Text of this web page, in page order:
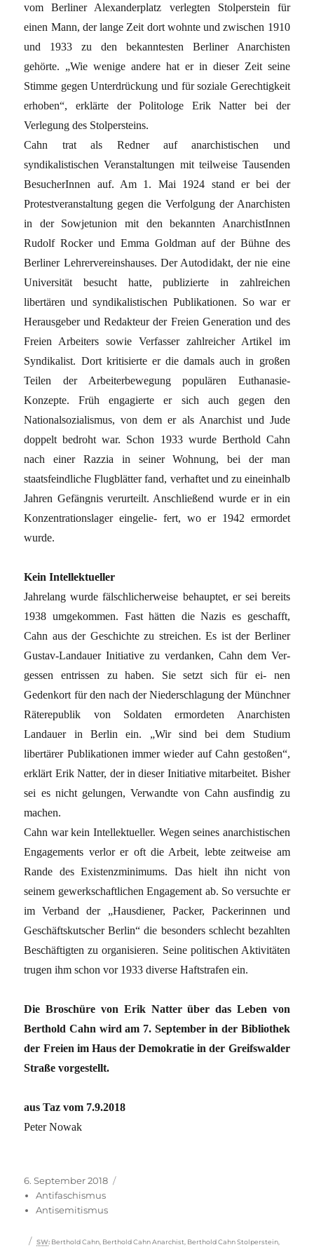
vom Berliner Alexanderplatz verlegten Stolperstein für
einen Mann, der lange Zeit dort wohnte und zwischen 1910
und 1933 zu den bekanntesten Berliner Anarchisten
gehörte. „Wie wenige andere hat er in dieser Zeit seine
Stimme gegen Unterdrückung und für soziale Gerechtigkeit
erhoben“, erklärte der Politologe Erik Natter bei der
Verlegung des Stolpersteins.
Cahn trat als Redner auf anarchistischen und
syndikalistischen Veranstaltungen mit teilweise Tausenden
BesucherInnen auf. Am 1. Mai 1924 stand er bei der
Protestveranstaltung gegen die Verfolgung der Anarchisten
in der Sowjetunion mit den bekannten AnarchistInnen
Rudolf Rocker und Emma Goldman auf der Bühne des
Berliner Lehrervereinshauses. Der Autodidakt, der nie eine
Universität besucht hatte, publizierte in zahlreichen
libertären und syndikalistischen Publikationen. So war er
Herausgeber und Redakteur der Freien Generation und des
Freien Arbeiters sowie Verfasser zahlreicher Artikel im
Syndikalist. Dort kritisierte er die damals auch in großen
Teilen der Arbeiterbewegung populären Euthanasie-
Konzepte. Früh engagierte er sich auch gegen den
Nationalsozialismus, von dem er als Anarchist und Jude
doppelt bedroht war. Schon 1933 wurde Berthold Cahn
nach einer Razzia in seiner Wohnung, bei der man
staatsfeindliche Flugblätter fand, verhaftet und zu eineinhalb
Jahren Gefängnis verurteilt. Anschließend wurde er in ein
Konzentrationslager eingelie- fert, wo er 1942 ermordet
wurde.
Kein Intellektueller
Jahrelang wurde fälschlicherweise behauptet, er sei bereits
1938 umgekommen. Fast hätten die Nazis es geschafft,
Cahn aus der Geschichte zu streichen. Es ist der Berliner
Gustav-Landauer Initiative zu verdanken, Cahn dem Ver-
gessen entrissen zu haben. Sie setzt sich für ei- nen
Gedenkort für den nach der Niederschlagung der Münchner
Räterepublik von Soldaten ermordeten Anarchisten
Landauer in Berlin ein. „Wir sind bei dem Studium
libertärer Publikationen immer wieder auf Cahn gestoßen“,
erklärt Erik Natter, der in dieser Initiative mitarbeitet. Bisher
sei es nicht gelungen, Verwandte von Cahn ausfindig zu
machen.
Cahn war kein Intellektueller. Wegen seines anarchistischen
Engagements verlor er oft die Arbeit, lebte zeitweise am
Rande des Existenzminimums. Das hielt ihn nicht von
seinem gewerkschaftlichen Engagement ab. So versuchte er
im Verband der „Hausdiener, Packer, Packerinnen und
Geschäftskutscher Berlin“ die besonders schlecht bezahlten
Beschäftigten zu organisieren. Seine politischen Aktivitäten
trugen ihm schon vor 1933 diverse Haftstrafen ein.
Die Broschüre von Erik Natter über das Leben von
Berthold Cahn wird am 7. September in der Bibliothek
der Freien im Haus der Demokratie in der Greifswalder
Straße vorgestellt.
aus Taz vom 7.9.2018
Peter Nowak
Veröffentlicht
am
6. September 2018
Antifaschismus
Antisemitismus
Schlagwörter
SW: Berthold Cahn Berthold Cahn Anarchist Berthold Cahn Stolperstein